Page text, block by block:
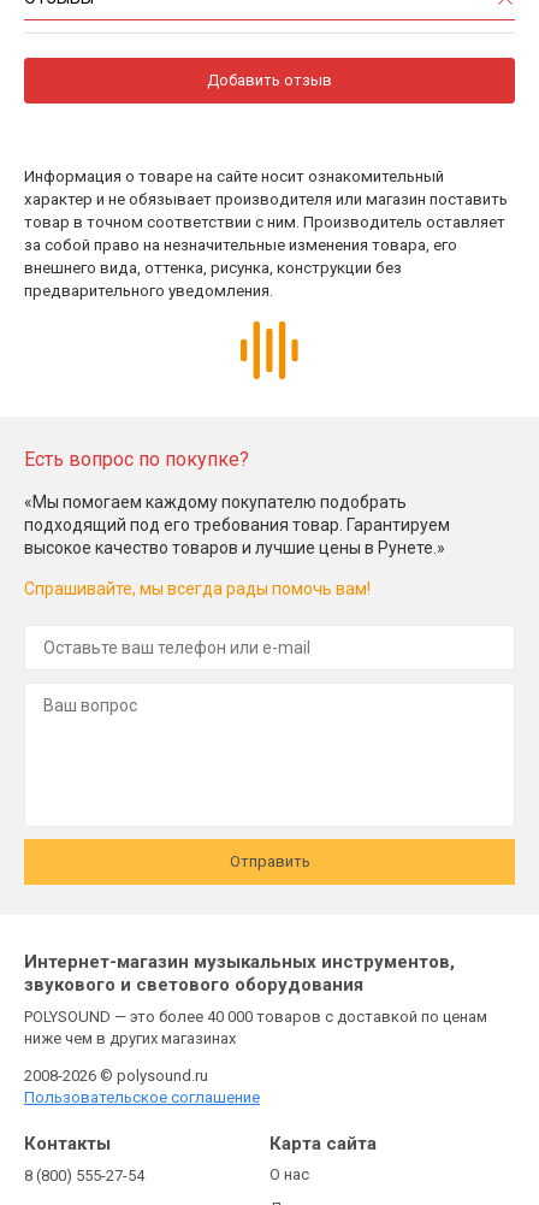
Добавить отзыв
Информация о товаре на сайте носит ознакомительный
характер и не обязывает производителя или магазин поставить
товар в точном соответствии с ним. Производитель оставляет
за собой право на незначительные изменения товара, его
внешнего вида, оттенка, рисунка, конструкции без
предварительного уведомления.
Есть вопрос по покупке?
«Мы помогаем каждому покупателю подобрать
подходящий под его требования товар. Гарантируем
высокое качество товаров и лучшие цены в Рунете.»
Спрашивайте, мы всегда рады помочь вам!
Отправить
Интернет-магазин музыкальных инструментов,
звукового и светового оборудования
POLYSOUND — это более 40 000 товаров с доставкой по ценам
ниже чем в других магазинах
2008-2026 © polysound.ru
Пользовательское соглашение
Контакты
8 (800) 555-27-54
Карта сайта
О нас